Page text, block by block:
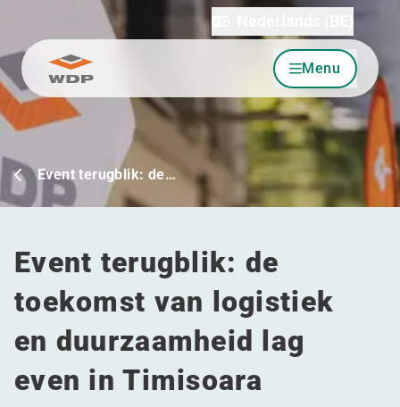
Ga naar inhoud Menu
Event terugblik: de…
Event terugblik: de
toekomst van logistiek
en duurzaamheid lag
even in Timisoara